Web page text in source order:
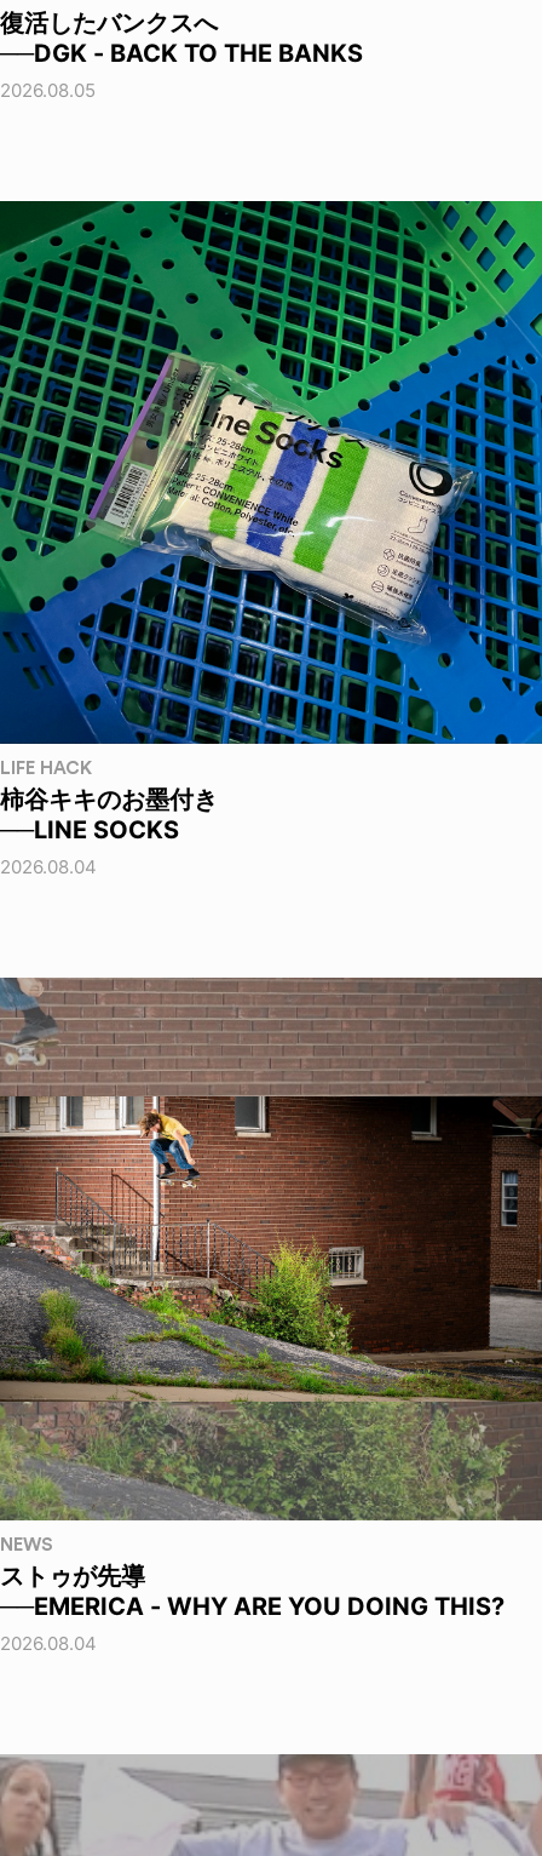
復活したバンクスへ
──DGK - BACK TO THE BANKS
2026.08.05
LIFE HACK
柿谷キキのお墨付き
──LINE SOCKS
2026.08.04
NEWS
ストゥが先導
──EMERICA - WHY ARE YOU DOING THIS?
2026.08.04